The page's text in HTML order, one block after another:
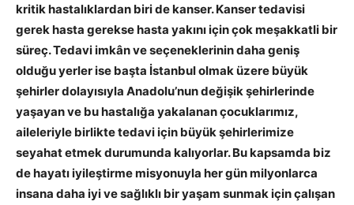
kritik hastalıklardan biri de kanser. Kanser tedavisi
gerek hasta gerekse hasta yakını için çok meşakkatli bir
süreç. Tedavi imkân ve seçeneklerinin daha geniş
olduğu yerler ise başta İstanbul olmak üzere büyük
şehirler dolayısıyla Anadolu’nun değişik şehirlerinde
yaşayan ve bu hastalığa yakalanan çocuklarımız,
aileleriyle birlikte tedavi için büyük şehirlerimize
seyahat etmek durumunda kalıyorlar. Bu kapsamda biz
de hayatı iyileştirme misyonuyla her gün milyonlarca
insana daha iyi ve sağlıklı bir yaşam sunmak için çalışan